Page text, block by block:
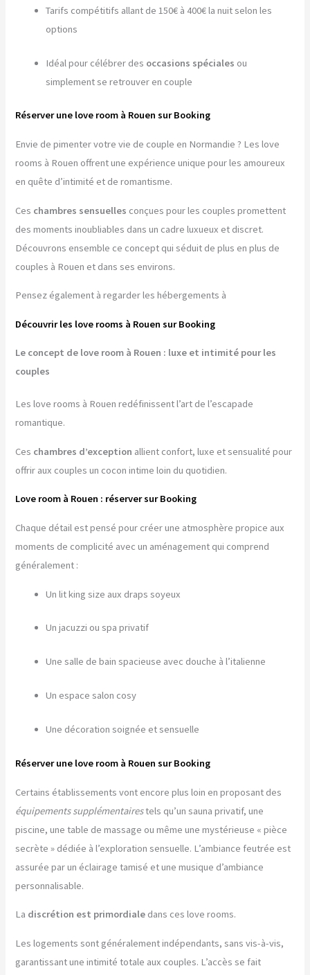
Tarifs compétitifs allant de 150€ à 400€ la nuit selon les
options
Idéal pour célébrer des occasions spéciales ou
simplement se retrouver en couple
Réserver une love room à Rouen sur Booking
Envie de pimenter votre vie de couple en Normandie ? Les love
rooms à Rouen offrent une expérience unique pour les amoureux
en quête d’intimité et de romantisme.
Ces chambres sensuelles conçues pour les couples promettent
des moments inoubliables dans un cadre luxueux et discret.
Découvrons ensemble ce concept qui séduit de plus en plus de
couples à Rouen et dans ses environs.
Pensez également à regarder les hébergements à
Découvrir les love rooms à Rouen sur Booking
Le concept de love room à Rouen : luxe et intimité pour les
couples
Les love rooms à Rouen redéfinissent l’art de l’escapade
romantique.
Ces chambres d’exception allient confort, luxe et sensualité pour
offrir aux couples un cocon intime loin du quotidien.
Love room à Rouen : réserver sur Booking
Chaque détail est pensé pour créer une atmosphère propice aux
moments de complicité avec un aménagement qui comprend
généralement :
Un lit king size aux draps soyeux
Un jacuzzi ou spa privatif
Une salle de bain spacieuse avec douche à l’italienne
Un espace salon cosy
Une décoration soignée et sensuelle
Réserver une love room à Rouen sur Booking
Certains établissements vont encore plus loin en proposant des
équipements supplémentairestels qu’un sauna privatif, une
piscine, une table de massage ou même une mystérieuse « pièce
secrète » dédiée à l’exploration sensuelle. L’ambiance feutrée est
assurée par un éclairage tamisé et une musique d’ambiance
personnalisable.
La discrétion est primordiale dans ces love rooms.
Les logements sont généralement indépendants, sans vis-à-vis,
garantissant une intimité totale aux couples. L’accès se fait